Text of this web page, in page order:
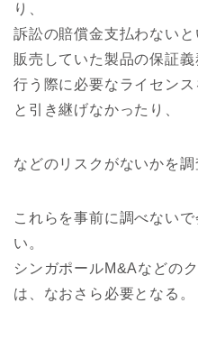
り、
訴訟の賠償金支払わない
販売していた製品の保証
行う際に必要なライセン
と引き継げなかったり、
などのリスクがないかを調
これらを事前に調べない
い。
シンガポールM&Aなどの
は、なおさら必要となる。